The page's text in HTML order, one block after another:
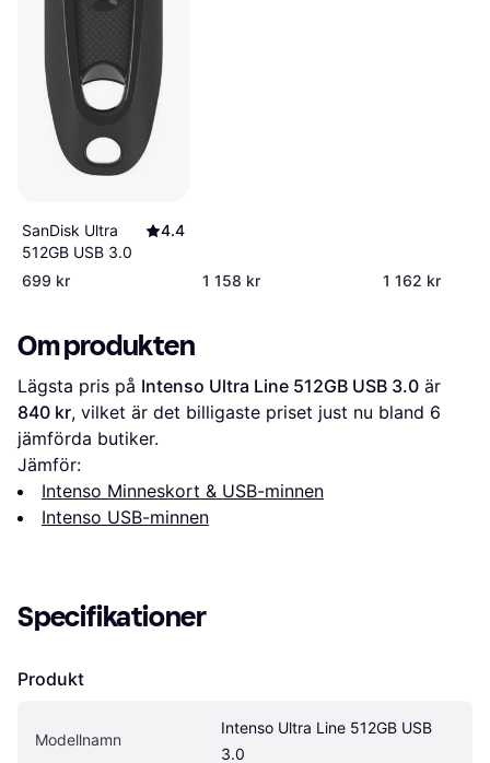
SanDisk Ultra
512GB USB 3.0
4.4
699 kr 1 158 kr 1 162 kr
Om produkten
Lägsta pris på Intenso Ultra Line 512GB USB 3.0
840 kr, vilket är det billigaste priset just nu bland 6
jämförda butiker.
Jämför:
Intenso Minneskort & USB-minnen
Intenso USB-minnen
Specifikationer
Produkt
Modellnamn
Intenso Ultra Line 512GB USB
3.0